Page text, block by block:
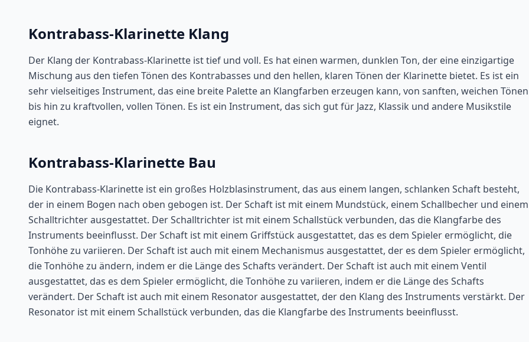
Kontrabass-Klarinette Klang
Der Klang der Kontrabass-Klarinette ist tief und voll. Es hat einen warmen, dunklen Ton, der eine einzigartige
Mischung aus den tiefen Tönen des Kontrabasses und den hellen, klaren Tönen der Klarinette bietet. Es ist ein
sehr vielseitiges Instrument, das eine breite Palette an Klangfarben erzeugen kann, von sanften, weichen Tönen
bis hin zu kraftvollen, vollen Tönen. Es ist ein Instrument, das sich gut für Jazz, Klassik und andere Musikstile
eignet.
Kontrabass-Klarinette Bau
Die Kontrabass-Klarinette ist ein großes Holzblasinstrument, das aus einem langen, schlanken Schaft besteht,
der in einem Bogen nach oben gebogen ist. Der Schaft ist mit einem Mundstück, einem Schallbecher und einem
Schalltrichter ausgestattet. Der Schalltrichter ist mit einem Schallstück verbunden, das die Klangfarbe des
Instruments beeinflusst. Der Schaft ist mit einem Griffstück ausgestattet, das es dem Spieler ermöglicht, die
Tonhöhe zu variieren. Der Schaft ist auch mit einem Mechanismus ausgestattet, der es dem Spieler ermöglicht,
die Tonhöhe zu ändern, indem er die Länge des Schafts verändert. Der Schaft ist auch mit einem Ventil
ausgestattet, das es dem Spieler ermöglicht, die Tonhöhe zu variieren, indem er die Länge des Schafts
verändert. Der Schaft ist auch mit einem Resonator ausgestattet, der den Klang des Instruments verstärkt. Der
Resonator ist mit einem Schallstück verbunden, das die Klangfarbe des Instruments beeinflusst.